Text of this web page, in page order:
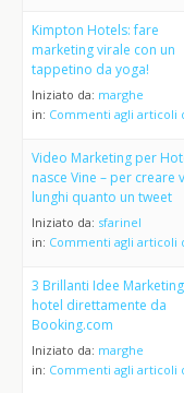
Kimpton Hotels: fare
marketing virale con un
tappetino da yoga!
Iniziato da: marghe
in: Commenti agli articoli
Video Marketing per
nasce Vine – per creare
lunghi quanto un tweet
Iniziato da: sfarinel
in: Commenti agli articoli
3 Brillanti Idee
hotel direttamente da
Booking.com
Iniziato da: marghe
in: Commenti agli articoli